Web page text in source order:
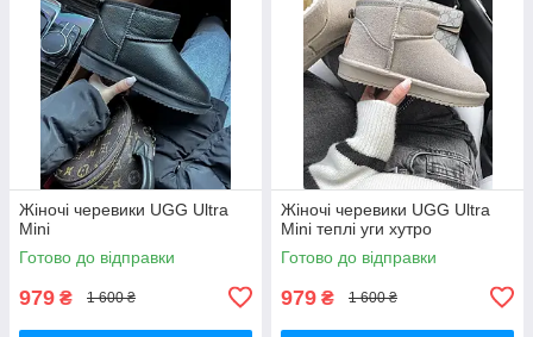
Жіночі черевики UGG Ultra
Mini
Готово до відправки
979 ₴ 1 600 ₴
Жіночі черевики UGG Ultra
Mini теплі уги хутро
Готово до відправки
979 ₴ 1 600 ₴